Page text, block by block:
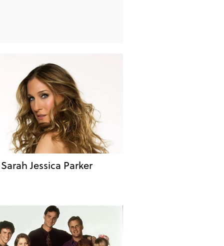
Jessica Parker